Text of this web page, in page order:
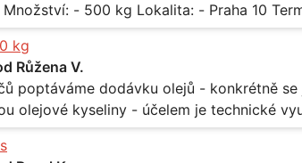
kg
Růžena V.
olejové kyseliny - účelem je technické